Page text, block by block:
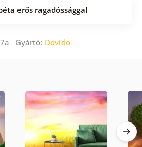
erős ragadóssággal
Gyártó: Dovido